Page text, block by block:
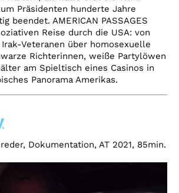
Präsidenten hunderte Jahre
beendet. AMERICAN PASSAGES
Reise durch die USA: von
Veteranen über homosexuelle
Richterinnen, weiße Partylöwen
am Spieltisch eines Casinos in
Panorama Amerikas.
Dokumentation, AT 2021, 85min.